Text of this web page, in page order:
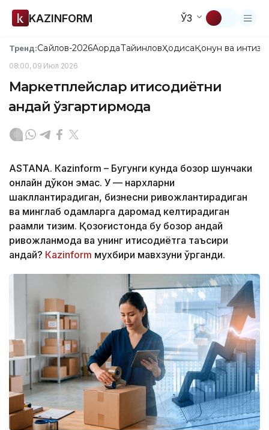
KAZINFORM ЎЗ
Тренд:Сайлов-2026АқордаТайинловҲодисаҚонун ва
08:00, 09 Июл 2026
Маркетплейслар иқтисодиётни
қандай ўзгартирмоқда
ASTANА. Кazinform – Бугунги кунда бозор шунчаки
онлайн дўкон эмас. У — нархларни
шакллантирадиган, бизнесни ривожлантирадиган
ва минглаб одамларга даромад келтирадиган
рақамли тизим. Қозоғистонда бу бозор қандай
ривожланмоқда ва унинг иқтисодиётга таъсири
қандай? Кazinform мухбири мавхзуни ўрганди.